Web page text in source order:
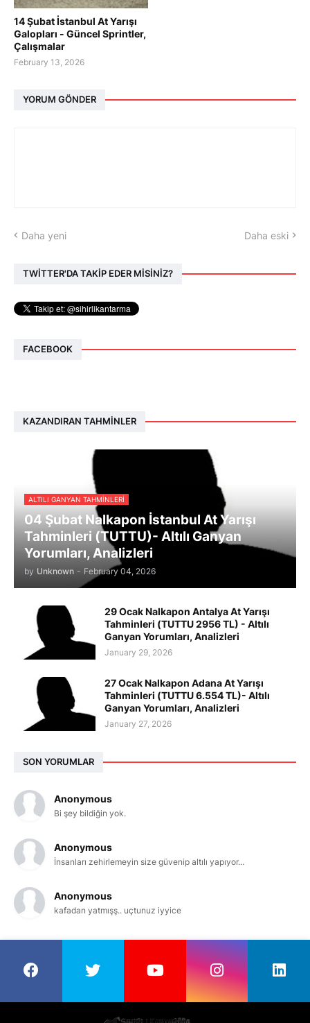
14 Şubat İstanbul At Yarışı
Galopları - Güncel Sprintler,
Çalışmalar
February 13, 2026
YORUM GÖNDER
Daha yeni Daha eski
TWİTTER'DA TAKİP EDER MİSİNİZ?
FACEBOOK
KAZANDIRAN TAHMINLER
ALTILI GANYAN TAHMINLERI
04 Şubat Nalkapon İstanbul At Yarışı
Tahminleri (TUTTU)- Altılı Ganyan
Yorumları, Analizleri
by Unknown - February 04, 2026
29 Ocak Nalkapon Antalya At Yarışı
Tahminleri (TUTTU 2956 TL) - Altılı
Ganyan Yorumları, Analizleri
January 29, 2026
27 Ocak Nalkapon Adana At Yarışı
Tahminleri (TUTTU 6.554 TL)- Altılı
Ganyan Yorumları, Analizleri
January 27, 2026
SON YORUMLAR
Anonymous
Bi şey bildiğin yok.
Anonymous
İnsanları zehirlemeyin size güvenip altılı yapıyor...
Anonymous
kafadan yatmışş.. uçtunuz iyyice